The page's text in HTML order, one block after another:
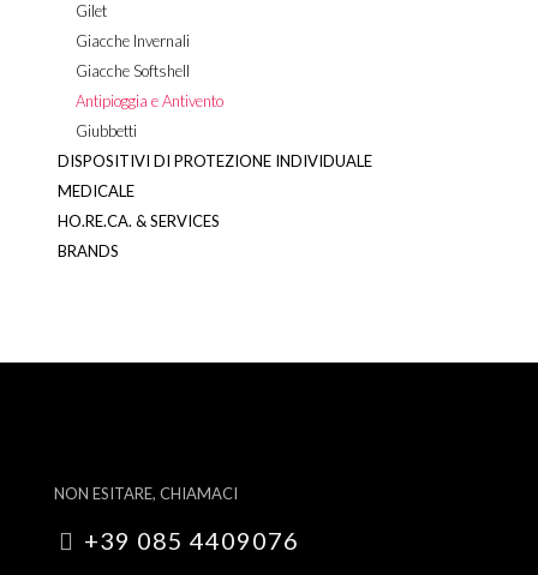
Gilet
Giacche Invernali
Giacche Softshell
Antipioggia e Antivento
Giubbetti
DISPOSITIVI DI PROTEZIONE INDIVIDUALE
MEDICALE
HO.RE.CA. & SERVICES
BRANDS
NON ESITARE, CHIAMACI
+39 085 4409076